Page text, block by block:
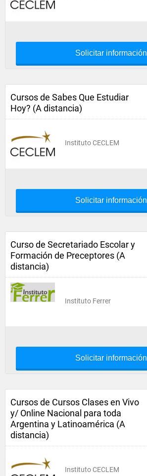
Solicitar información
Cursos de Sabes Que Estudiar
Hoy? (A distancia)
Instituto CECLEM
Solicitar información
Curso de Secretariado Escolar y
Formación de Preceptores (A
distancia)
Instituto Ferrer
Solicitar información
Cursos de Cursos Clases en Vivo
y/ Online Nacional para toda
Argentina y Latinoamérica (A
distancia)
Instituto CECLEM